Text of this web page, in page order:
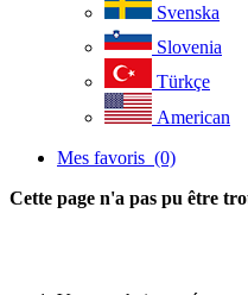
Svenska
Slovenia
Türkçe
American
Mes favoris (0)
Cette page n'a pas pu être